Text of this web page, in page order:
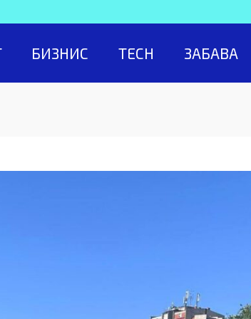
БИЗНИС TECH ЗАБАВА